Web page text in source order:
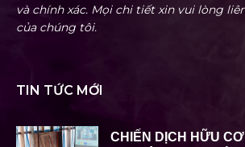
và chính xác. Mọi chi tiết xin vui lòng
của chúng tôi.
TIN TỨC MỚI
CHIẾN DỊCH HỮU